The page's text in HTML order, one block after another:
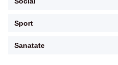
Sport
Sanatate